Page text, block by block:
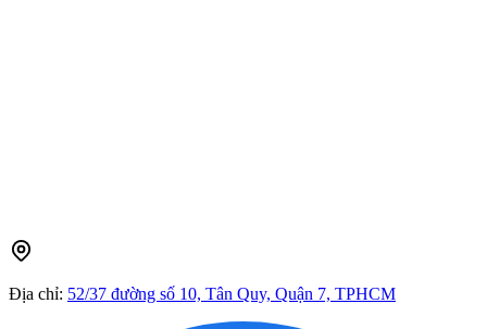
Địa chỉ: 52/37 đường số 10, Tân Quy, Quận 7, TPHCM